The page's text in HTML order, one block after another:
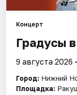
Города
Площадки
Артисты
Концерт
Градусы
9 августа 2026
Город: Нижний
Площадка: